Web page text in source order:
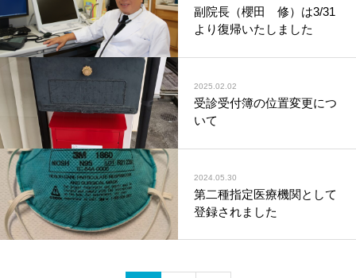
副院長（櫻田 修）は3/31
より復帰いたしました
2025.02.02
受診受付簿の位置変更につ
いて
2024.05.30
第二種指定医療機関として
登録されました